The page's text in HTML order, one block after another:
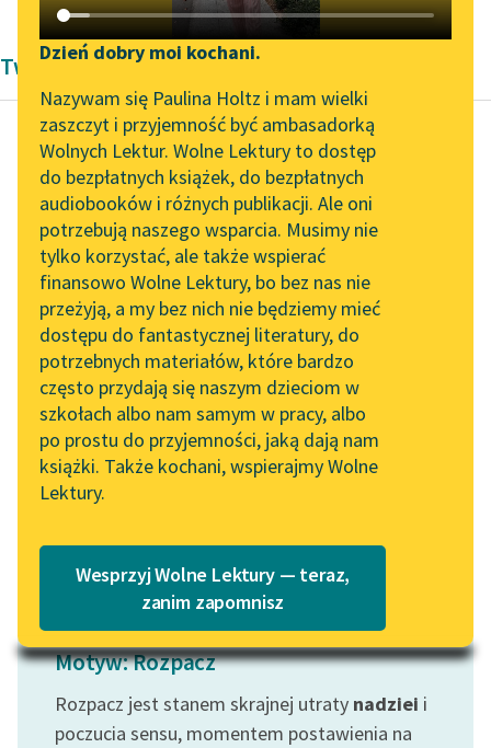
Katalog DAISY
Podkasty o książkach
Zgłoś brak utworu
Aktualności
Zapraszamy na spotkanie
online z tłumaczkami
literatury skandynawskiej
Spotkanie z Katarzyną
Tunkiel w Oslo
Wolne Lektury na 32.
Pol’and’Rock Festivalu
„Kochanek Lady
Chatterley” do słuchania
na Wolnych Lekturach
Nowy audiobook –
„Marzenie o Oriencie”
Lektury szkolne i klasyka
literatury do słuchania dla
uczennic i uczniów z
niepełnosprawnościami
Narzędzia
Mapa Wolnych Lektur
Leśmianator
Przewodnik dla piszących i
czytających
API
OAI-PMH
Widget Wolnych Lektur
Przypisy
Katalog w formacie PDF
Dzień dobry moi kochani.
Nazywam się Paulina Holtz i mam wielki
zaszczyt i przyjemność być ambasadorką
Wolnych Lektur. Wolne Lektury to dostęp
do bezpłatnych książek, do bezpłatnych
audiobooków i różnych publikacji. Ale oni
potrzebują naszego wsparcia. Musimy nie
tylko korzystać, ale także wspierać
finansowo Wolne Lektury, bo bez nas nie
przeżyją, a my bez nich nie będziemy mieć
dostępu do fantastycznej literatury, do
potrzebnych materiałów, które bardzo
często przydają się naszym dzieciom w
szkołach albo nam samym w pracy, albo
po prostu do przyjemności, jaką dają nam
książki. Także kochani, wspierajmy Wolne
Lektury.
Wesprzyj Wolne Lektury — teraz,
zanim zapomnisz
Twórczość Romantyzm Stefana Witwickiego
Stefan Witwicki
Jeszcze Polska nie
zginęła...
Jeszcze Polska nie
zginęła, kiedy my
żyjemy.
Со nam оbса moc
wydarła, mocą
odbierzemy.
Co...
Motyw: Rozpacz
Rozpacz jest stanem skrajnej utraty nadziei i
poczucia sensu, momentem postawienia na